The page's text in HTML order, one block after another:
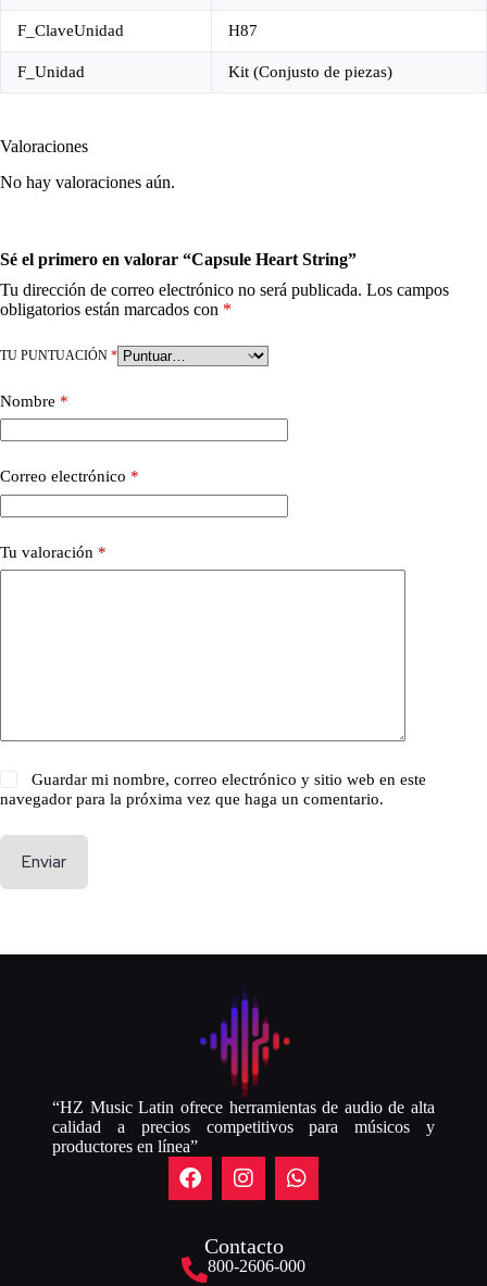
F_ClaveUnidad H87
F_Unidad Kit (Conjusto de piezas)
Valoraciones
No hay valoraciones aún.
Sé el primero en valorar “Capsule Heart String”
Tu dirección de correo electrónico no será publicada. Los campos
obligatorios están marcados con *
TU PUNTUACIÓN *
Nombre *
Correo electrónico *
Tu valoración *
Guardar mi nombre, correo electrónico y sitio web en este
navegador para la próxima vez que haga un comentario.
Enviar
“HZ Music Latin ofrece herramientas de audio de alta
calidad a precios competitivos para músicos y
productores en línea”
Contacto
800-2606-000